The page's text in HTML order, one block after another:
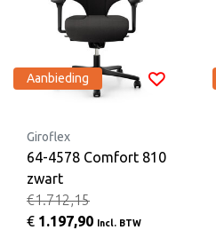
Aanbieding
Giroflex
64-4578 Comfort 810
zwart
€1.712,15
€ 1.197,90 Incl. BTW